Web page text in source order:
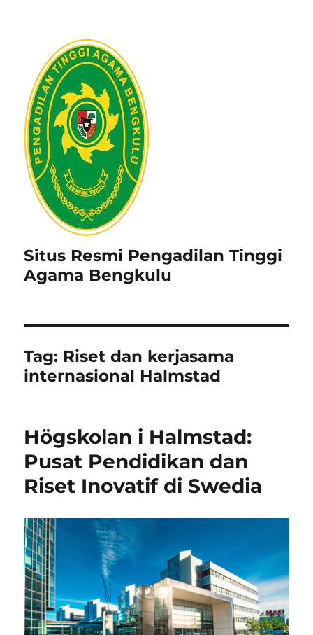
Situs Resmi Pengadilan Tinggi
Agama Bengkulu
Tag: Riset dan kerjasama
internasional Halmstad
Högskolan i Halmstad:
Pusat Pendidikan dan
Riset Inovatif di Swedia